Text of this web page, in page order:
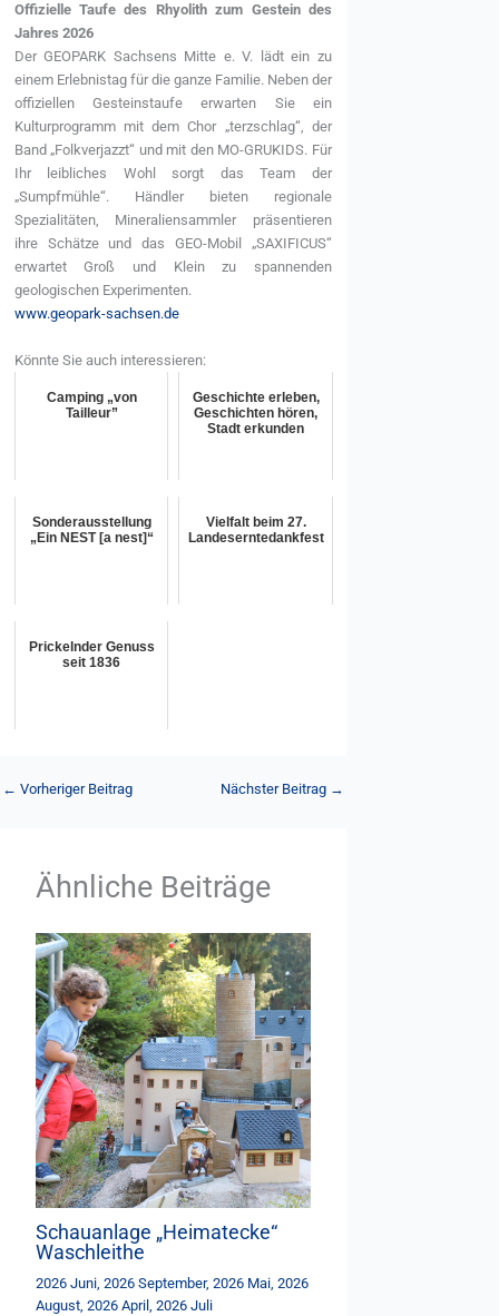
Offizielle Taufe des Rhyolith zum Gestein des
Jahres 2026
Der GEOPARK Sachsens Mitte e. V. lädt ein zu
einem Erlebnistag für die ganze Familie. Neben der
offiziellen Gesteinstaufe erwarten Sie ein
Kulturprogramm mit dem Chor „terzschlag“, der
Band „Folkverjazzt“ und mit den MO-GRUKIDS. Für
Ihr leibliches Wohl sorgt das Team der
„Sumpfmühle“. Händler bieten regionale
Spezialitäten, Mineraliensammler präsentieren
ihre Schätze und das GEO-Mobil „SAXIFICUS“
erwartet Groß und Klein zu spannenden
geologischen Experimenten.
www.geopark-sachsen.de
Könnte Sie auch interessieren:
Camping „von
Tailleur”
Geschichte erleben,
Geschichten hören,
Stadt erkunden
Sonderausstellung
„Ein NEST [a nest]“
Vielfalt beim 27.
Landeserntedankfest
Prickelnder Genuss
seit 1836
← Vorheriger Beitrag Nächster Beitrag →
Ähnliche Beiträge
Schauanlage „Heimatecke“
Waschleithe
2026 Juni, 2026 September, 2026 Mai, 2026
August, 2026 April , 2026 Juli